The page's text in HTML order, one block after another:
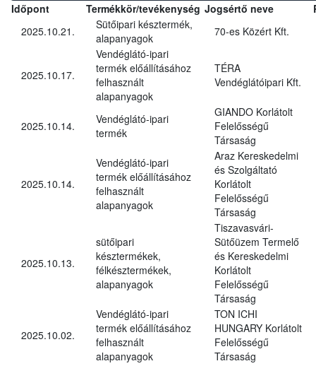
Időpont Termékkör/tevékenység Jogsértő neve
2025.10.21.
Sütőipari késztermék,
alapanyagok
70-es Közért Kft.
2025.10.17.
Vendéglátó-ipari
termék előállításához
felhasznált
alapanyagok
TÉRA
Vendéglátóipari Kft.
2025.10.14.
Vendéglátó-ipari
termék
GIANDO Korlátolt
Felelősségű
Társaság
2025.10.14.
Vendéglátó-ipari
termék előállításához
felhasznált
alapanyagok
Araz Kereskedelmi
és Szolgáltató
Korlátolt
Felelősségű
Társaság
2025.10.13.
sütőipari
késztermékek,
félkésztermékek,
alapanyagok
Tiszavasvári-
Sütőüzem Termelő
és Kereskedelmi
Korlátolt
Felelősségű
Társaság
2025.10.02.
Vendéglátó-ipari
termék előállításához
felhasznált
alapanyagok
TON ICHI
HUNGARY Korlátolt
Felelősségű
Társaság